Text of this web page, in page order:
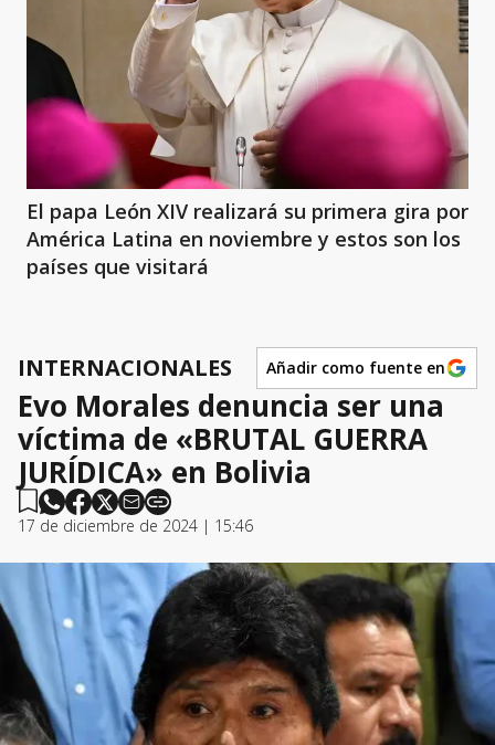
El papa León XIV realizará su primera gira por
América Latina en noviembre y estos son los
países que visitará
INTERNACIONALES Añadir como fuente en
Evo Morales denuncia ser una
víctima de «BRUTAL GUERRA
JURÍDICA» en Bolivia
17 de diciembre de 2024 | 15:46